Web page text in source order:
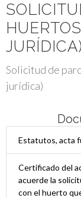
JURÍDICA)
Solicitud de
jurídica)
Estatutos, acta
Certificado del
acuerde la
con el huerto